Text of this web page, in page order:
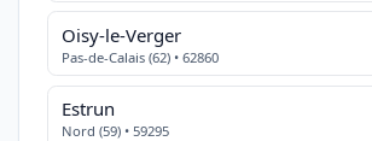
Oisy-le-Verger
Pas-de-Calais (62) • 62860
Estrun
Nord (59) • 59295